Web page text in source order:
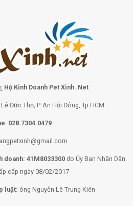
Hộ Kinh Doanh Pet Xinh .Net
Đức Thọ, P. An Hội Đông, Tp.HCM
: 028.7304.0479
doanh: 41M8033300do Ủy Ban Nhân Dân
cấp ngày 08/02/2017
luật: ông Nguyễn Lê Trung Kiên